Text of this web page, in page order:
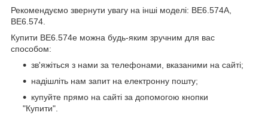
Рекомендуємо звернути увагу на інші моделі: ВЕ6.574А,
ВЕ6.574.
Купити ВЕ6.574е можна будь-яким зручним для вас
способом:
зв'яжіться з нами за телефонами, вказаними на сайті;
надішліть нам запит на електронну пошту;
купуйте прямо на сайті за допомогою кнопки
"Купити".